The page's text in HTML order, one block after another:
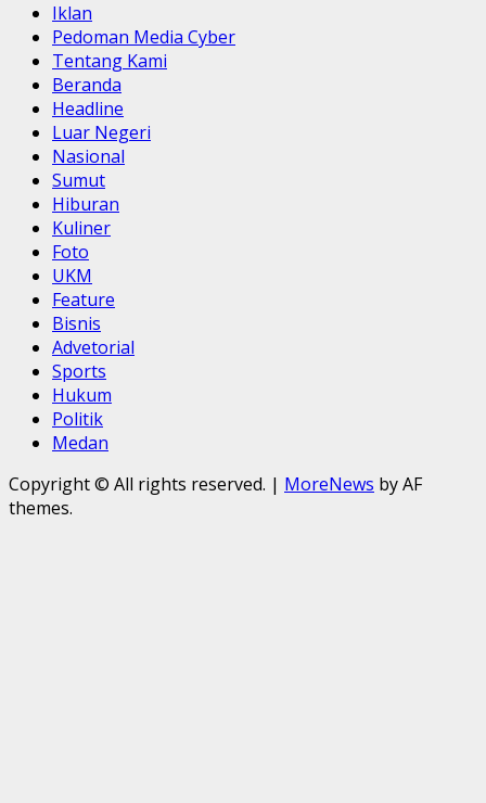
Iklan
Pedoman Media Cyber
Tentang Kami
Beranda
Headline
Luar Negeri
Nasional
Sumut
Hiburan
Kuliner
Foto
UKM
Feature
Bisnis
Advetorial
Sports
Hukum
Politik
Medan
Copyright © All rights reserved. | MoreNews by AF
themes.